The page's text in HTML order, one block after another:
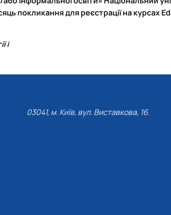
покликання для реєстрації на курсах
і
03041, м. Київ, вул. Виставкова, 16.